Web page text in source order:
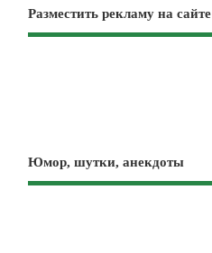
Разместить рекламу на сайте
Юмор, шутки, анекдоты